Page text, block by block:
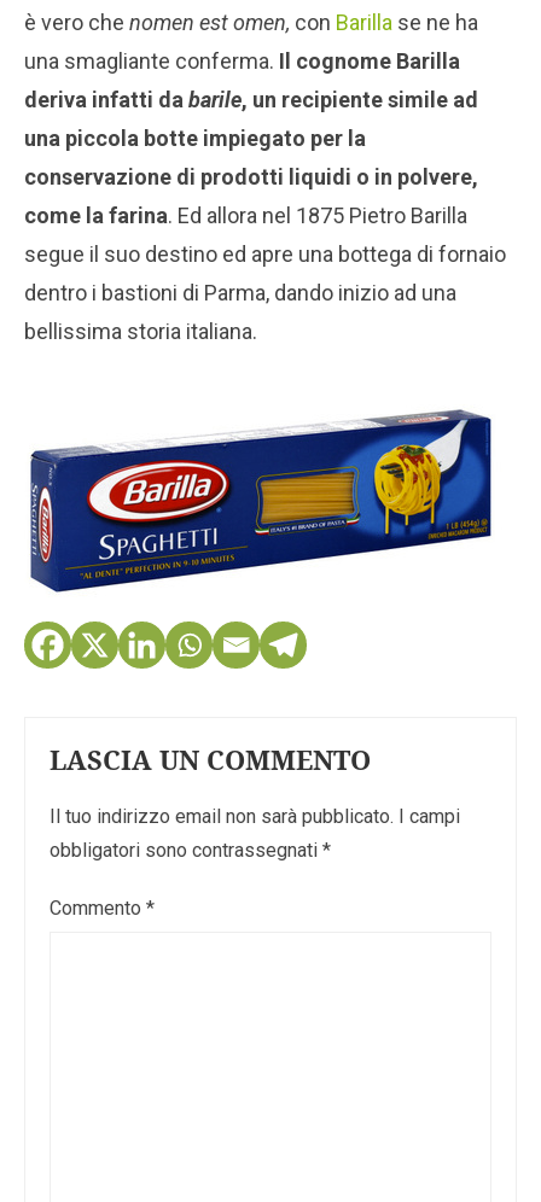
è vero che nomen est omen, con Barilla se ne ha
una smagliante conferma. Il cognome Barilla
deriva infatti dabarile, un recipiente simile ad
una piccola botte impiegato per la
conservazione di prodotti liquidi o in polvere,
come la farina. Ed allora nel 1875 Pietro Barilla
segue il suo destino ed apre una bottega di fornaio
dentro i bastioni di Parma, dando inizio ad una
bellissima storia italiana.
LASCIA UN COMMENTO
Il tuo indirizzo email non sarà pubblicato.
I campi
obbligatori sono contrassegnati *
Commento *